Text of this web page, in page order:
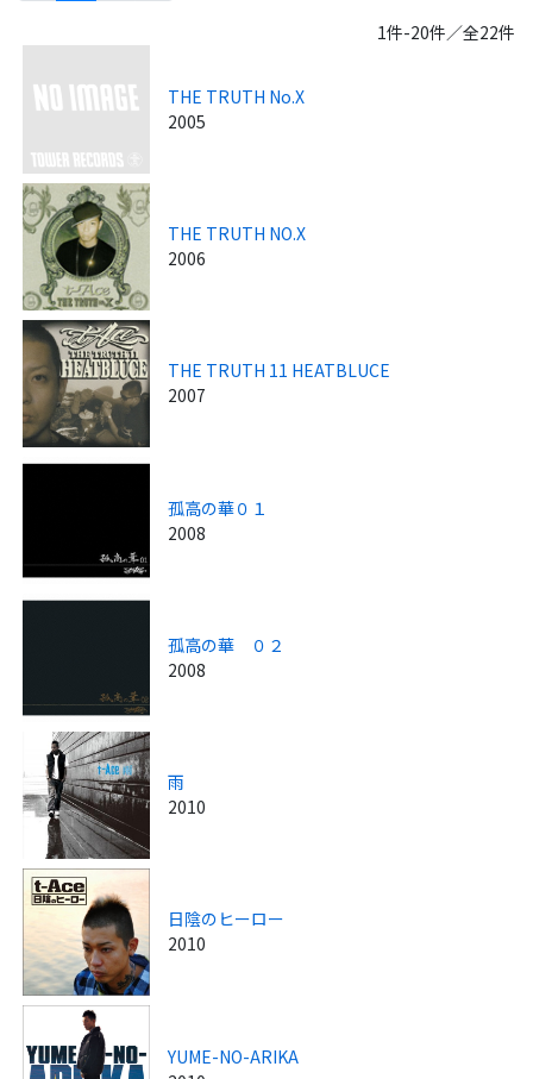
1件-20件／全22件
THE TRUTH No.X
2005
THE TRUTH NO.X
2006
THE TRUTH 11 HEATBLUCE
2007
孤高の華０１
2008
孤高の華 ０２
2008
雨
2010
日陰のヒーロー
2010
YUME-NO-ARIKA